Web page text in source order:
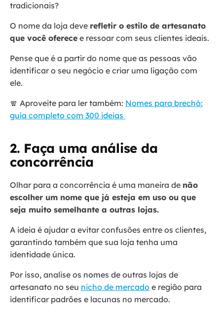
tradicionais?
O nome da loja deve refletir o estilo de artesanato
que você oferece e ressoar com seus clientes ideais.
Pense que é a partir do nome que as pessoas vão
identificar o seu negócio e criar uma ligação com
ele.
🧣 Aproveite para ler também: Nomes para brechó:
guia completo com 300 ideias
2. Faça uma análise da
concorrência
Olhar para a concorrência é uma maneira de não
escolher um nome que já esteja em uso ou que
seja muito semelhante a outras lojas.
A ideia é ajudar a evitar confusões entre os clientes,
garantindo também que sua loja tenha uma
identidade única.
Por isso, analise os nomes de outras lojas de
artesanato no seu nicho de mercado e região para
identificar padrões e lacunas no mercado.